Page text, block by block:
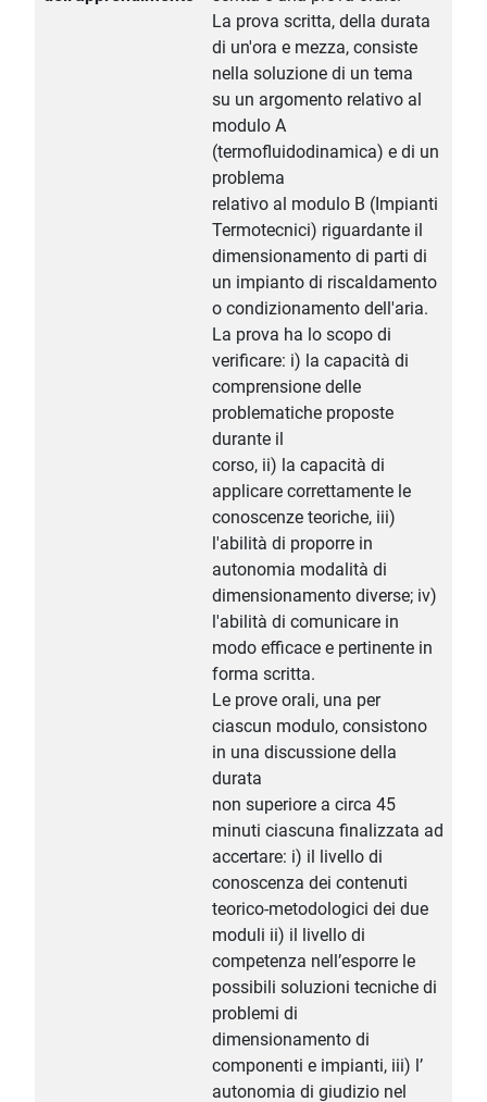
La prova scritta, della durata
di un'ora e mezza, consiste
nella soluzione di un tema
su un argomento relativo al
modulo A
(termofluidodinamica) e di un
problema
relativo al modulo B (Impianti
Termotecnici) riguardante il
dimensionamento di parti di
un impianto di riscaldamento
o condizionamento dell'aria.
La prova ha lo scopo di
verificare: i) la capacità di
comprensione delle
problematiche proposte
durante il
corso, ii) la capacità di
applicare correttamente le
conoscenze teoriche, iii)
l'abilità di proporre in
autonomia modalità di
dimensionamento diverse; iv)
l'abilità di comunicare in
modo efficace e pertinente in
forma scritta.
Le prove orali, una per
ciascun modulo, consistono
in una discussione della
durata
non superiore a circa 45
minuti ciascuna finalizzata ad
accertare: i) il livello di
conoscenza dei contenuti
teorico-metodologici dei due
moduli ii) il livello di
competenza nell’esporre le
possibili soluzioni tecniche di
problemi di
dimensionamento di
componenti e impianti, iii) l’
autonomia di giudizio nel